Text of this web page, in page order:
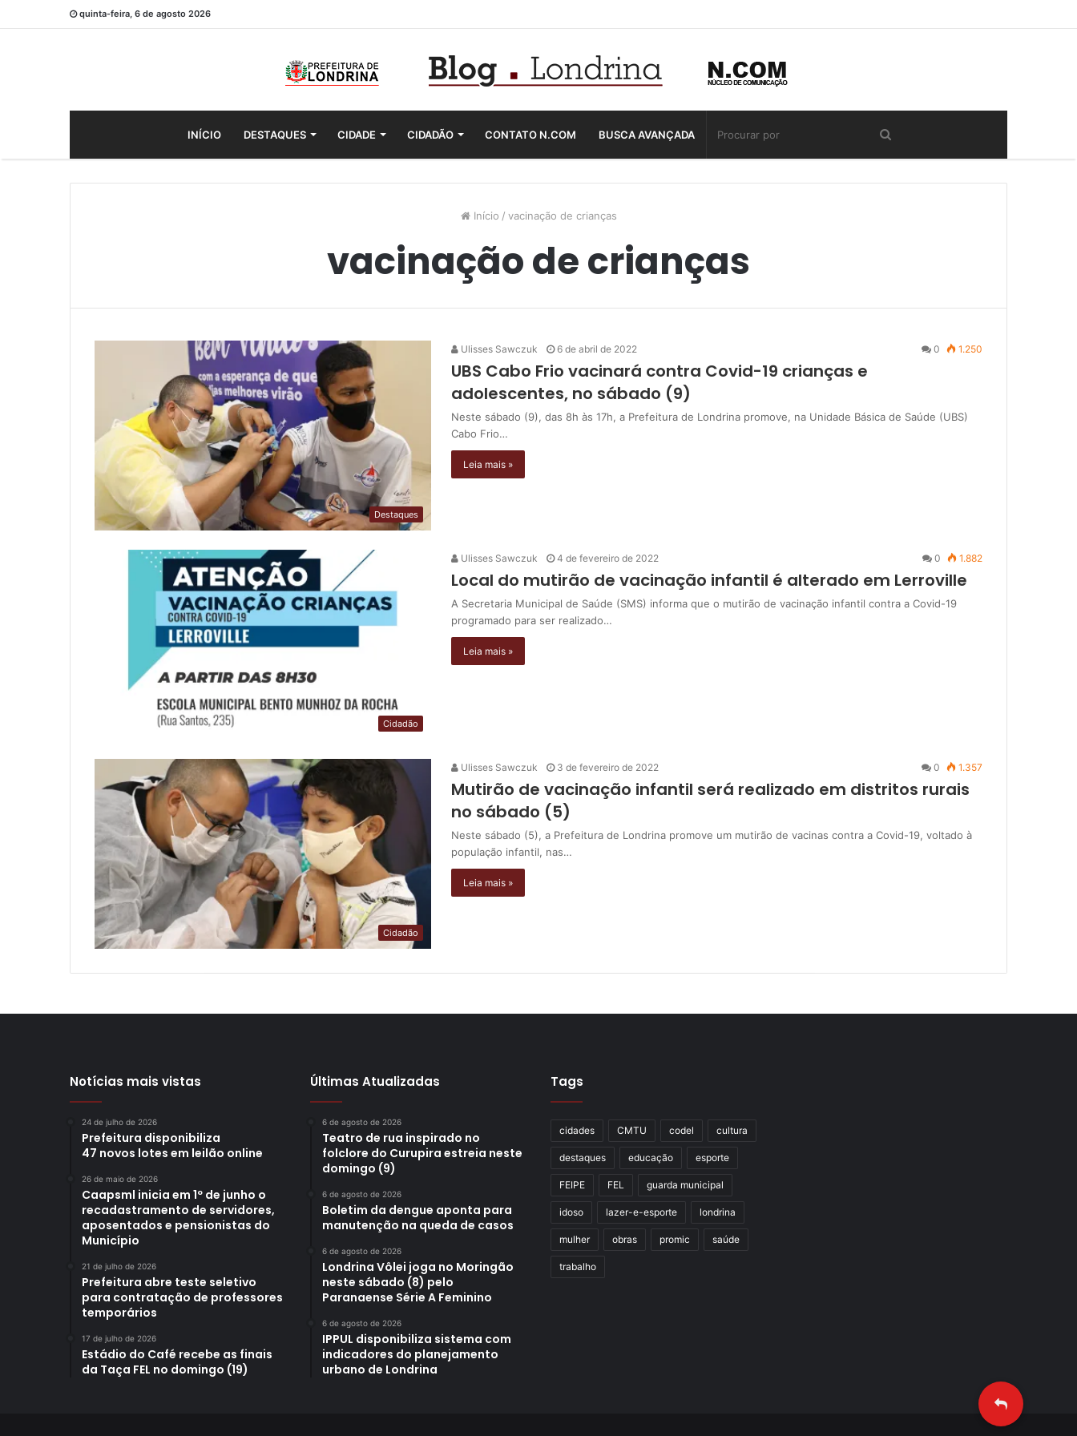
quinta-feira, 6 de agosto 2026
INÍCIO DESTAQUES CIDADE CIDADÃO CONTATO N.COM BUSCA AVANÇADA
Início / vacinação de crianças
vacinação de crianças
Destaques
Ulisses Sawczuk 6 de abril de 2022 0 1.250
UBS Cabo Frio vacinará contra Covid-19 crianças e
adolescentes, no sábado (9)
Neste sábado (9), das 8h às 17h, a Prefeitura de Londrina promove, na Unidade Básica de Saúde (UBS)
Cabo Frio…
Leia mais »
Cidadão
Ulisses Sawczuk 4 de fevereiro de 2022 0 1.882
Local do mutirão de vacinação infantil é alterado em Lerroville
A Secretaria Municipal de Saúde (SMS) informa que o mutirão de vacinação infantil contra a Covid-19
programado para ser realizado…
Leia mais »
Cidadão
Ulisses Sawczuk 3 de fevereiro de 2022 0 1.357
Mutirão de vacinação infantil será realizado em distritos rurais
no sábado (5)
Neste sábado (5), a Prefeitura de Londrina promove um mutirão de vacinas contra a Covid-19, voltado à
população infantil, nas…
Leia mais »
Notícias mais vistas
24 de julho de 2026
Prefeitura disponibiliza
47 novos lotes em leilão online
26 de maio de 2026
Caapsml inicia em 1º de junho o
recadastramento de servidores,
aposentados e pensionistas do
Município
21 de julho de 2026
Prefeitura abre teste seletivo
para contratação de professores
temporários
17 de julho de 2026
Estádio do Café recebe as finais
da Taça FEL no domingo (19)
Últimas Atualizadas
6 de agosto de 2026
Teatro de rua inspirado no
folclore do Curupira estreia neste
domingo (9)
6 de agosto de 2026
Boletim da dengue aponta para
manutenção na queda de casos
6 de agosto de 2026
Londrina Vôlei joga no Moringão
neste sábado (8) pelo
Paranaense Série A Feminino
6 de agosto de 2026
IPPUL disponibiliza sistema com
indicadores do planejamento
urbano de Londrina
Tags
cidades CMTU codel cultura
destaques educação esporte
FEIPE FEL guarda municipal
idoso lazer-e-esporte londrina
mulher obras promic saúde
trabalho